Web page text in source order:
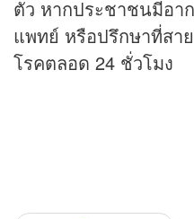
ตัว หากประชาชนมีอา
แพทย์ หรือปรึกษาที่สา
โรคตลอด 24 ชั่วโมง